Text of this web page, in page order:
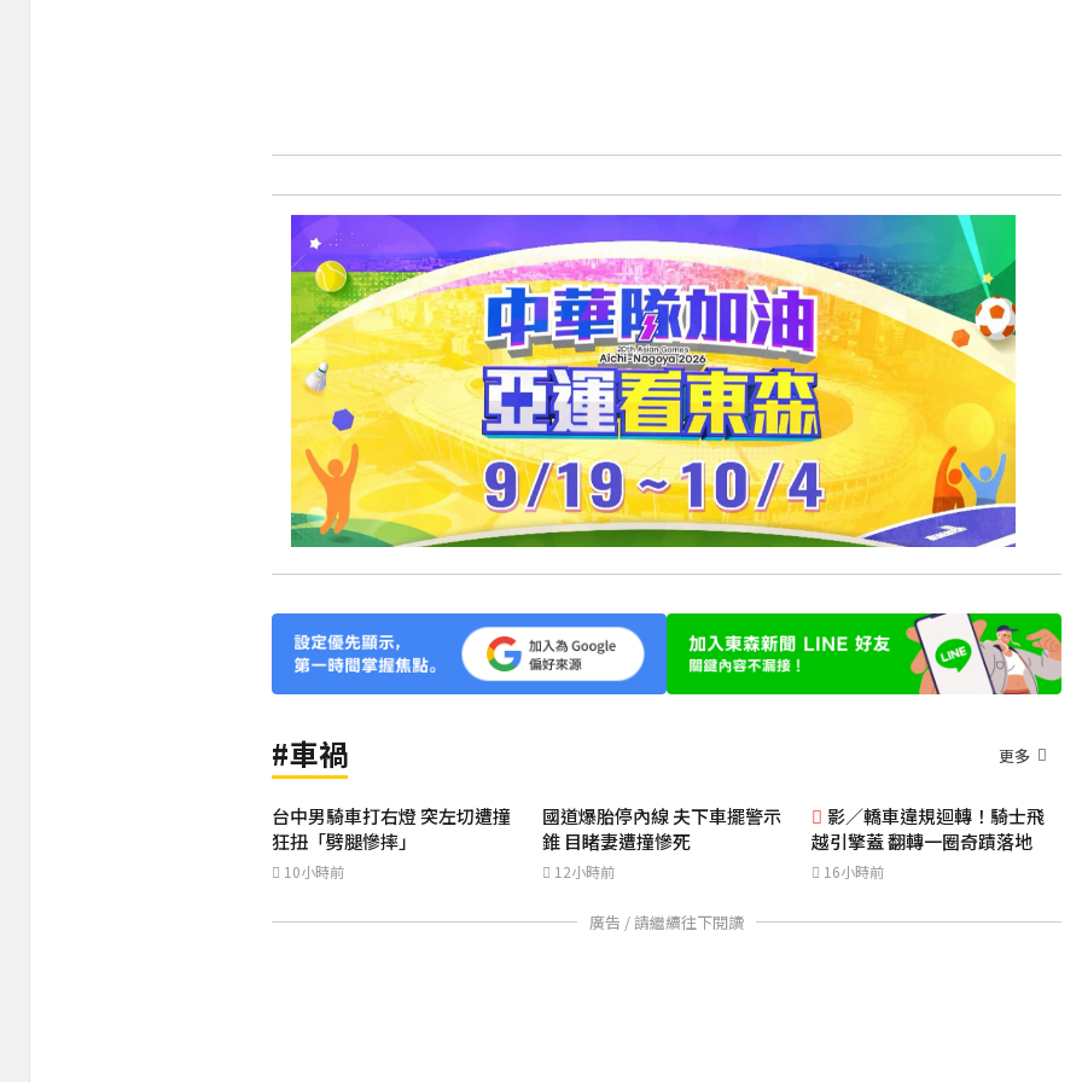
#車禍 更多
台中男騎車打右燈 突左切遭撞
狂扭「劈腿慘摔」
10小時前
國道爆胎停內線 夫下車擺警示
錐 目睹妻遭撞慘死
12小時前
影／轎車違規迴轉！騎士飛
越引擎蓋 翻轉一圈奇蹟落地
16小時前
廣告 / 請繼續往下閱讀